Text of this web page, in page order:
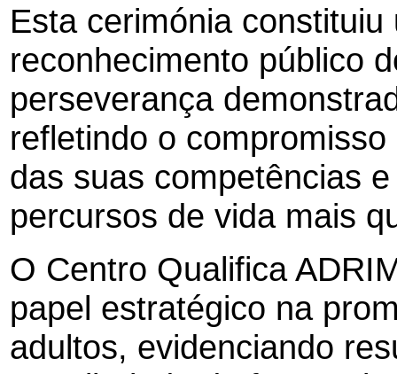
Esta cerimónia
reconhecimento público
perseverança
refletindo o
das suas competências
percursos de vida mais
O Centro Qualifica
papel estratégico na
adultos, evidenciando